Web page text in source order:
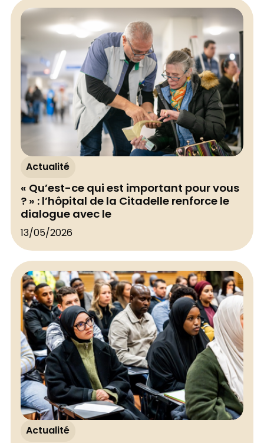
Actualité
« Qu’est-ce qui est important pour vous
? » : l’hôpital de la Citadelle renforce le
dialogue avec le
13/05/2026
Actualité